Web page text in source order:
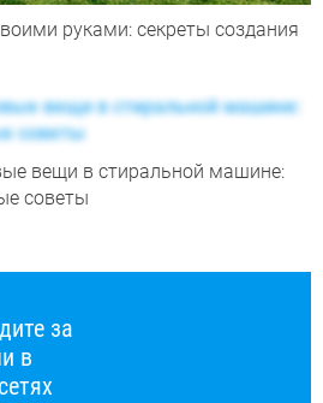
руками: секреты создания
вещи в стиральной машине:
советы
за
в